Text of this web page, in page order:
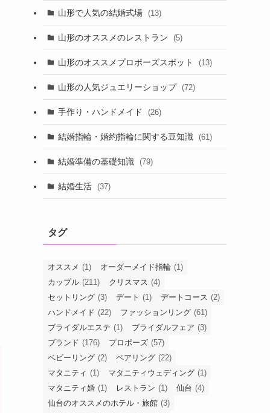
山形で人気の結婚式場 (13)
山形のオススメのレストラン (5)
山形のオススメプロポーズスポット (13)
山形の人気ジュエリーショップ (72)
手作り・ハンドメイド (26)
結婚指輪・婚約指輪に関する豆知識 (61)
結婚準備の基礎知識 (79)
結婚生活 (37)
タグ
オススメ (1) オーダーメイド指輪 (1)
カップル (211) クリスマス (4)
セットリング (3) デート (1) デートコース (2)
ハンドメイド (22) ファッションリング (61)
ブライダルエステ (1) ブライダルフェア (3)
ブランド (176) プロポーズ (57)
ベビーリング (2) ペアリング (22)
マタニティ (1) マタニティウェディング (1)
マタニティ婚 (1) レストラン (1) 仙台 (4)
仙台のオススメのホテル・旅館 (3)